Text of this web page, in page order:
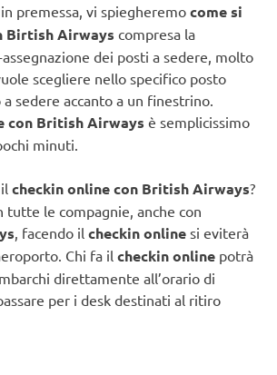
premessa, vi spiegheremo come si
Birtish Airways compresa la
dei posti a sedere, molto
scegliere nello specifico posto
sedere accanto a un finestrino.
con British Airways è semplicissimo
minuti.
checkin online con British Airways?
tutte le compagnie, anche con
, facendo il checkin online si eviterà
Chi fa il checkin online potrà
direttamente all’orario di
per i desk destinati al ritiro